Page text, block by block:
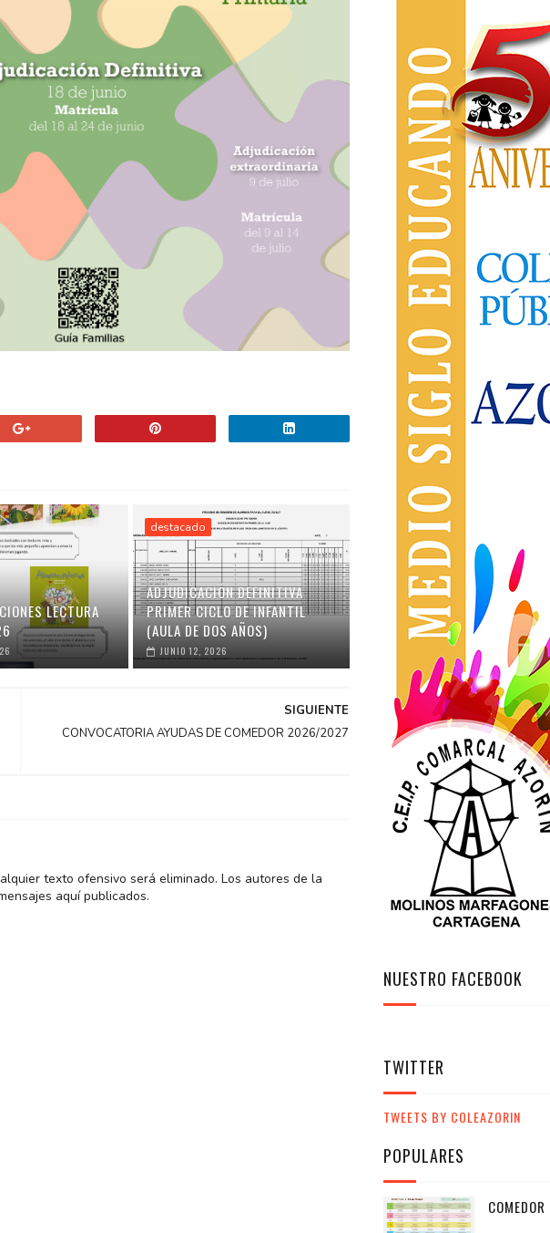
LECTURA
destacado
ADJUDICACIÓN DEFINITIVA
PRIMER CICLO DE INFANTIL
(AULA DE DOS AÑOS)
JUNIO 12, 2026
SIGUIENTE
CONVOCATORIA AYUDAS DE COMEDOR 2026/2027
texto ofensivo será eliminado. Los autores de la
aquí publicados.
NUESTRO FACEBOOK
TWITTER
TWEETS BY COLEAZORIN
POPULARES